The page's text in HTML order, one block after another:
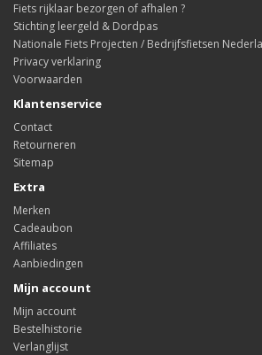
Fiets rijklaar bezorgen of afhalen ?
Stichting leergeld & Dordpas
Nationale Fiets Projecten / Bedrijfsfietsen
Privacy verklaring
Voorwaarden
Klantenservice
Contact
Retourneren
Sitemap
Extra
Merken
Cadeaubon
Affiliates
Aanbiedingen
Mijn account
Mijn account
Bestelhistorie
Verlanglijst